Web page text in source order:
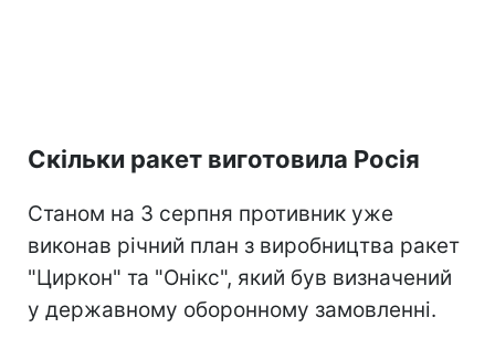
Скільки ракет виготовила Росія
Станом на 3 серпня противник уже
виконав річний план з виробництва ракет
"Циркон" та "Онікс", який був визначений
у державному оборонному замовленні.